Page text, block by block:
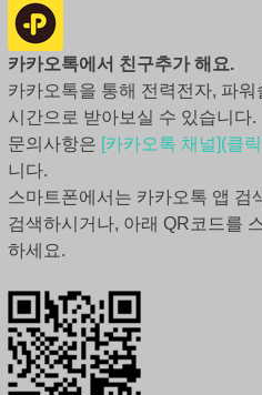
카카오톡에서 친구추가 해요.
카카오톡을 통해 전력전자, 파
시간으로 받아보실 수 있습니다.
문의사항은 [카카오톡 채널](클
니다.
스마트폰에서는 카카오톡 앱 검
검색하시거나, 아래 QR코드를
하세요.